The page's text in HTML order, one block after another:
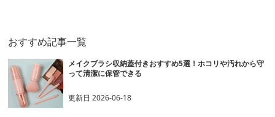
おすすめ記事一覧
メイクブラシ収納蓋付きおすすめ5選！ホコリや汚れから守
って清潔に保管できる
更新日2026-06-18